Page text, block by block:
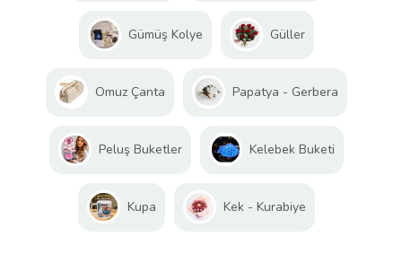
Gümüş Kolye Güller
Omuz Çanta Papatya - Gerbera
Peluş Buketler Kelebek Buketi
Kupa Kek - Kurabiye